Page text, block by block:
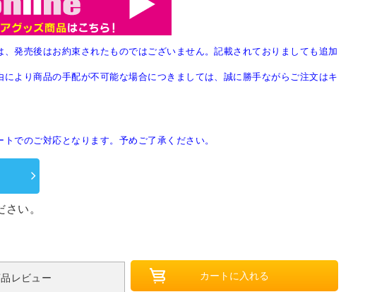
発売後はお約束されたものではございません。記載されておりましても追加
より商品の手配が不可能な場合につきましては、誠に勝手ながらご注文はキ
でのご対応となります。予めご了承ください。
い。
レビュー